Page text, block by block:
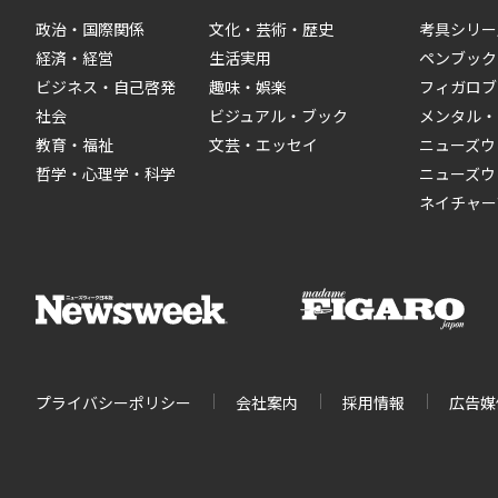
政治・国際関係
経済・経営
ビジネス・自己啓発
社会
教育・福祉
哲学・心理学・科学
文化・芸術・歴史
生活実用
趣味・娯楽
ビジュアル・ブック
文芸・エッセイ
考具シリ
ペンブッ
フィガロ
メンタル
ニューズ
ニューズ
ネイチャ
プライバシーポリシー 会社案内 採用情報 広告